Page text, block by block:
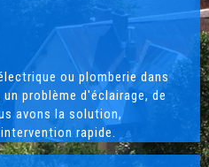
ou plomberie dans
problème d'éclairage, de
avons la solution,
rapide.